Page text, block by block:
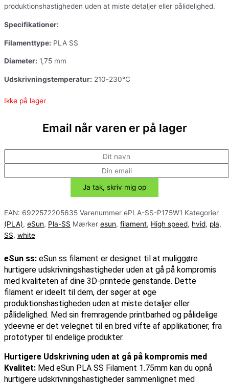
produktionshastigheden uden at miste detaljer eller pålidelighed.
Specifikationer:
Filamenttype: PLA SS
Diameter: 1,75 mm
Udskrivningstemperatur: 210-230°C
Ikke på lager
Email når varen er på lager
EAN: 6922572205635 Varenummer ePLA-SS-P175W1 Kategorier
(PLA), eSun, Pla-SS Mærker esun, filament, High speed, hvid, pla,
SS, white
eSun ss: eSun ss filament er designet til at muliggøre
hurtigere udskrivningshastigheder uden at gå på kompromis
med kvaliteten af dine 3D-printede genstande. Dette
filament er ideelt til dem, der søger at øge
produktionshastigheden uden at miste detaljer eller
pålidelighed. Med sin fremragende printbarhed og pålidelige
ydeevne er det velegnet til en bred vifte af applikationer, fra
prototyper til endelige produkter.
Hurtigere Udskrivning uden at gå på kompromis med
Kvalitet: Med eSun PLA SS Filament 1.75mm kan du opnå
hurtigere udskrivningshastigheder sammenlignet med